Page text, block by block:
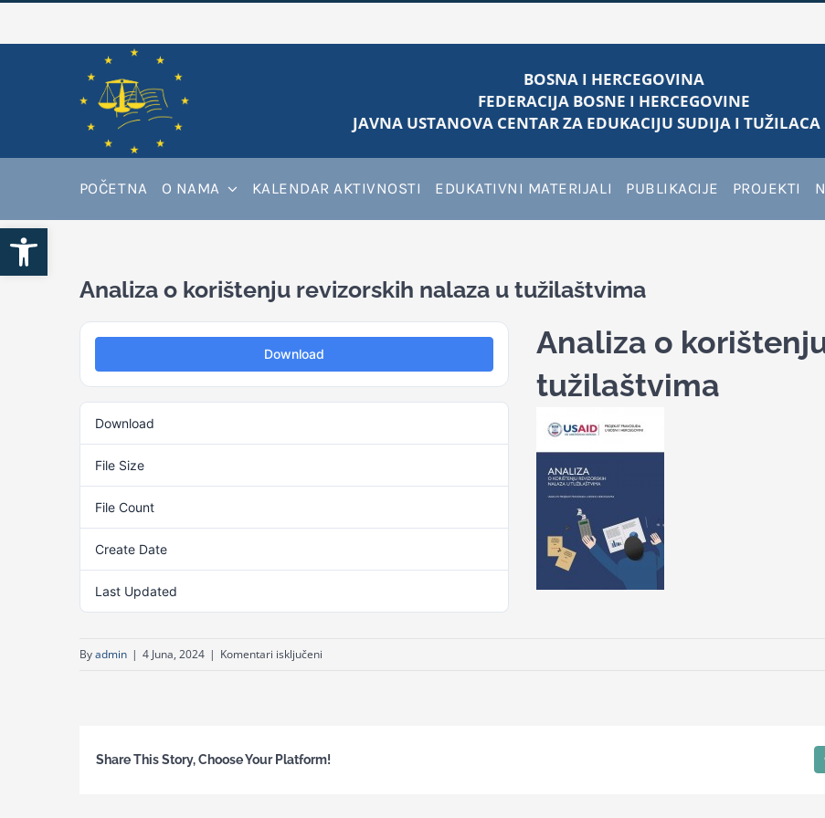
Open toolbar
BOSNA I HERCEGOVINA
FEDERACIJA BOSNE I HERCEGOVINE
JAVNA USTANOVA CENTAR ZA EDUKACIJU SUDIJA I TUŽILACA
POČETNA O NAMA KALENDAR AKTIVNOSTI EDUKATIVNI MATERIJALI PUBLIKACIJE PROJEKTI
Analiza o korištenju revizorskih nalaza u tužilaštvima
Download
Download
File Size
File Count
Create Date
Last Updated
Analiza o
tužilaštvima
Byadmin | 4 Juna, 2024 | Komentari isključeni
nalaza
Share This Story, Choose Your Platform!